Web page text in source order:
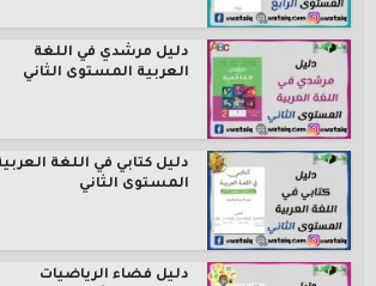
دليل مرشدي في اللغة
العربية المستوى الثاني
دليل كتابي في اللغة
المستوى الثاني
دليل فضاء الرياضيات